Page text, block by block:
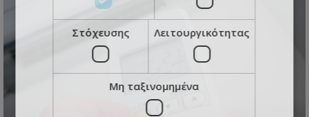
Στόχευσης Λειτουργικότητας
Μη ταξινομημένα